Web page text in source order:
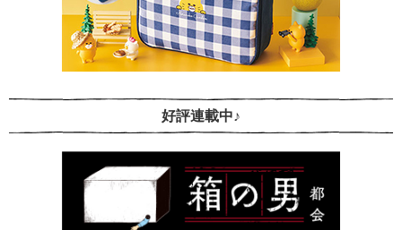
好評連載中♪